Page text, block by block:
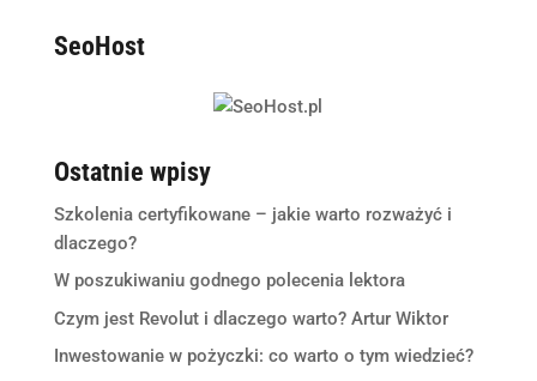
SeoHost
Ostatnie wpisy
Szkolenia certyfikowane – jakie warto rozważyć i
dlaczego?
W poszukiwaniu godnego polecenia lektora
Czym jest Revolut i dlaczego warto? Artur Wiktor
Inwestowanie w pożyczki: co warto o tym wiedzieć?